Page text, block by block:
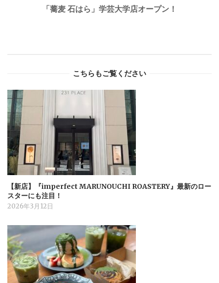
「蕎麦 石はら」学芸大学店オープン！
こちらもご覧ください
【新店】『imperfect MARUNOUCHI ROASTERY』最新のロー
スターにも注目！
2026年3月12日